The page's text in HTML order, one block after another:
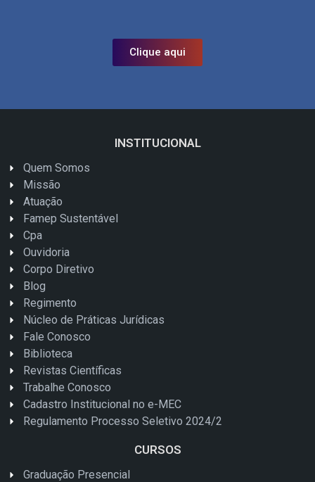
Clique aqui
INSTITUCIONAL
Quem Somos
Missão
Atuação
Famep Sustentável
Cpa
Ouvidoria
Corpo Diretivo
Blog
Regimento
Núcleo de Práticas Jurídicas
Fale Conosco
Biblioteca
Revistas Científicas
Trabalhe Conosco
Cadastro Institucional no e-MEC
Regulamento Processo Seletivo 2024/2
CURSOS
Graduação Presencial